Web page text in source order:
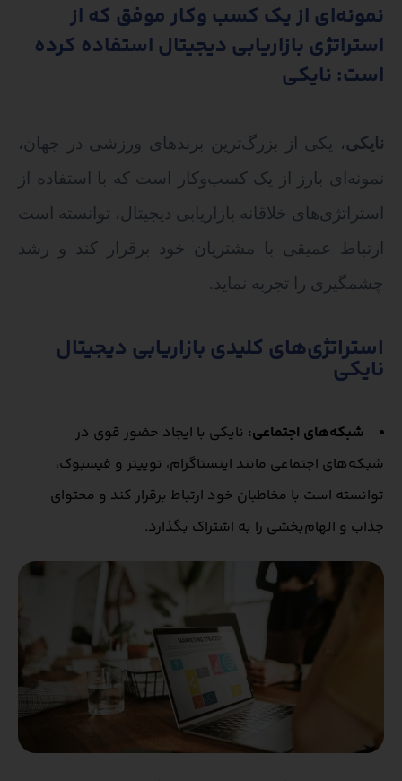
نمونه‌ای از یک کسب ‌وکار موفق که از
استراتژی بازاریابی دیجیتال استفاده کرده
است: نایکی
نایکی، یکی از بزرگ‌ترین برندهای ورزشی در جهان،
نمونه‌ای بارز از یک کسب‌وکار است که با استفاده از
استراتژی‌های خلاقانه بازاریابی دیجیتال، توانسته است
ارتباط عمیقی با مشتریان خود برقرار کند و رشد
چشمگیری را تجربه نماید.
استراتژی‌های کلیدی بازاریابی دیجیتال
نایکی
شبکه‌های اجتماعی: نایکی با ایجاد حضور قوی در
شبکه‌های اجتماعی مانند اینستاگرام، توییتر و فیسبوک،
توانسته است با مخاطبان خود ارتباط برقرار کند و محتوای
جذاب و الهام‌بخشی را به اشتراک بگذارد.